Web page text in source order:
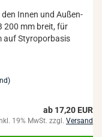
Innen und Au­ßen­
200 mm breit, für
auf Sty­ro­por­ba­sis
ab 17,20 EUR
19% MwSt. zzgl. Versand